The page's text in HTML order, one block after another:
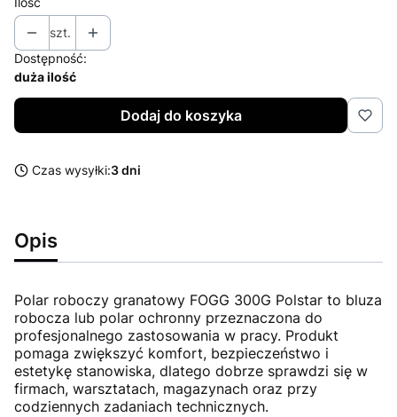
szt.
Dostępność:
duża ilość
Dodaj do koszyka
Czas wysyłki:3 dni
Opis
Polar roboczy granatowy FOGG 300G Polstar to bluza
robocza lub polar ochronny przeznaczona do
profesjonalnego zastosowania w pracy. Produkt
pomaga zwiększyć komfort, bezpieczeństwo i
estetykę stanowiska, dlatego dobrze sprawdzi się w
firmach, warsztatach, magazynach oraz przy
codziennych zadaniach technicznych.